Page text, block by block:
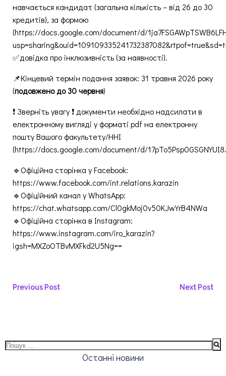
навчається кандидат (загальна кількість – від 26 до 30
кредитів), за формою
(https://docs.google.com/document/d/
✅довідка про інклюзивність (за наявності).
📌Кінцевий термін подання заявок: 31 травня 2026 року
(подовжено до 30 червня)
❗ Зверніть увагу ❗ документи необхідно надсилати в
електронному вигляді у форматі pdf на електронну
пошту Вашого факультету/ННІ
(https://docs.google.com/document/d/
🔹Офіційна сторінка у Facebook:
https://www.facebook.com/int.relations.karazin
🔹Офіційний канал у WhatsApp:
https://chat.whatsapp.com/Cl0gkMoj0v50KJwYrB4NWa
🔹Офіційна сторінка в Instagram:
https://www.instagram.com/iro_karazin?
igsh=MXZoOTBvMXFkd2U5Ng==
Previous Post Next Post
Останні новини